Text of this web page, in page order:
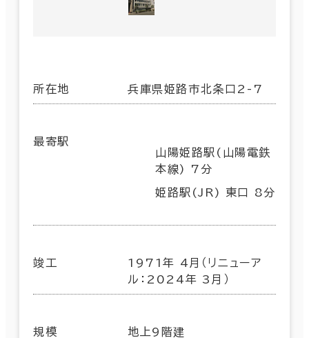
所在地 兵庫県姫路市北条口2-7
最寄駅
山陽姫路駅(山陽電鉄
本線) 7分
姫路駅(JR) 東口 8分
竣工
1971年 4月（リニューア
ル：2024年 3月）
規模 地上9階建